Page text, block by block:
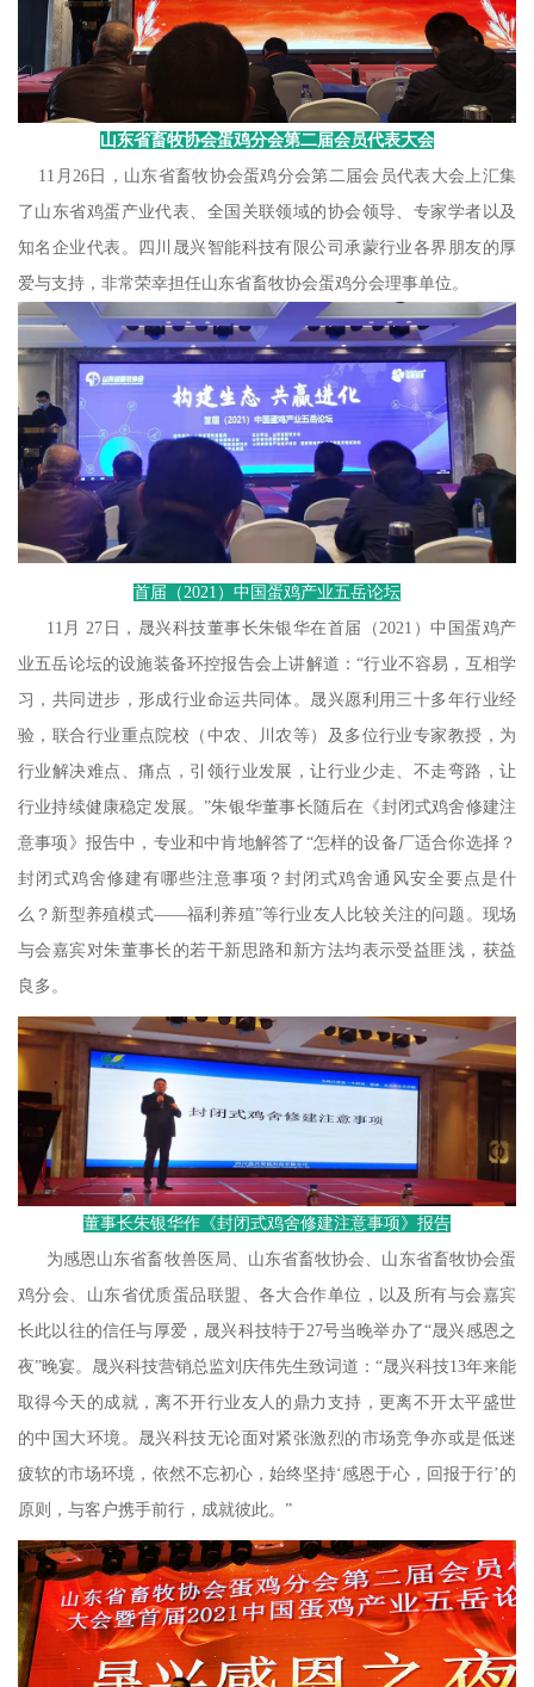
山东省畜牧协会蛋鸡分会第二届会员代表大会
11月26日，山东省畜牧协会蛋鸡分会第二届会员代表大会上汇集
了山东省鸡蛋产业代表、全国关联领域的协会领导、专家学者以及
知名企业代表。四川晟兴智能科技有限公司承蒙行业各界朋友的厚
爱与支持，非常荣幸担任山东省畜牧协会蛋鸡分会理事单位。
首届（2021）中国蛋鸡产业五岳论坛
11月 27日，晟兴科技董事长朱银华在首届（2021）中国蛋鸡产
业五岳论坛的设施装备环控报告会上讲解道：“行业不容易，互相学
习，共同进步，形成行业命运共同体。晟兴愿利用三十多年行业经
验，联合行业重点院校（中农、川农等）及多位行业专家教授，为
行业解决难点、痛点，引领行业发展，让行业少走、不走弯路，让
行业持续健康稳定发展。”朱银华董事长随后在《封闭式鸡舍修建注
意事项》报告中，专业和中肯地解答了“怎样的设备厂适合你选择？
封闭式鸡舍修建有哪些注意事项？封闭式鸡舍通风安全要点是什
么？新型养殖模式——福利养殖”等行业友人比较关注的问题。现场
与会嘉宾对朱董事长的若干新思路和新方法均表示受益匪浅，获益
良多。
董事长朱银华作《封闭式鸡舍修建注意事项》报告
为感恩山东省畜牧兽医局、山东省畜牧协会、山东省畜牧协会蛋
鸡分会、山东省优质蛋品联盟、各大合作单位，以及所有与会嘉宾
长此以往的信任与厚爱，晟兴科技特于27号当晚举办了“晟兴感恩之
夜”晚宴。晟兴科技营销总监刘庆伟先生致词道：“晟兴科技13年来能
取得今天的成就，离不开行业友人的鼎力支持，更离不开太平盛世
的中国大环境。晟兴科技无论面对紧张激烈的市场竞争亦或是低迷
疲软的市场环境，依然不忘初心，始终坚持‘感恩于心，回报于行’的
原则，与客户携手前行，成就彼此。”